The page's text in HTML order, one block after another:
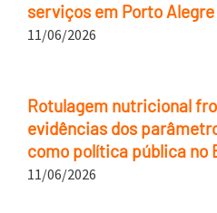
serviços em Porto Alegre
11/06/2026
Rotulagem nutricional
evidências dos
como política pública no
11/06/2026